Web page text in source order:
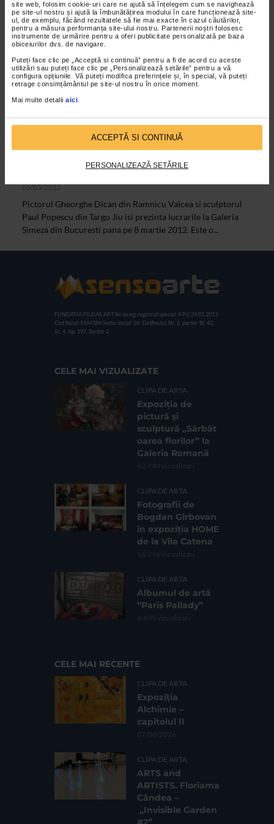
site web, folosim cookie-uri care ne ajută să înțelegem cum se navighează
pe site-ul nostru și ajută la îmbunătățirea modului în care funcționează site-
ul, de exemplu, făcând rezultatele să fie mai exacte în cazul căutărilor,
pentru a măsura performanța site-ului nostru. Partenerii noștri folosesc
instrumente de urmărire pentru a oferi publicitate personalizată pe baza
obiceiurilor dvs. de navigare.
Puteți face clic pe „Acceptă si continuă” pentru a fi de acord cu aceste
utilizări sau puteți face clic pe „Personalizează setările” pentru a vă
configura opțiunile. Vă puteți modifica preferințele și, în special, vă puteți
retrage consimțământul pe site-ul nostru în orice moment.
Mai multe detalii aici
ACCEPTĂ SI CONTINUĂ
PERSONALIZEAZĂ SETĂRILE
VIDEO
Gheorghe Dican si Paul Popescu
05/03/2012
Pictorul Gheorghe Dican din Ramnicu Valcea si sculptorul
Paul Popescu din Targu Jiu isi prezinta lucrarile la Galeria
Simeza din Bucuresti pana pe 8 martie 2012. Este o...
FUNDATIA FILDAS ART Nr inreg registrul special: 4 PJ/ 29.01.2013
Cod fiscal: 9164384 Sediu social: Str. Delfinului, Nr. 6, parter Bl. 42,
Sc. 4, Ap. 197, Sector 2
CELE MAI VIZUALIZATE
CLIPA DE ARTA
Expoziția de
pictură și
sculptură „Sărbăt
oarea florilor” la
Galeria Romană
62.734 vizualizari
CLIPA DE ARTA
Fotografii de
Bogdan Gîrbovan
în expoziția HOME
de la Vila Catena
16.216 vizualizari
CLIPA DE ARTA
Albumul de artă
“Paris Pallady”
6.600 vizualizari
CELE MAI RECENTE
CLIPA DE ARTA
Expoziția
Alchimie –
capitolul II
07/08/2026
CLIPA DE ARTA
ARTS and
ARTISTS. Floriama
Cândea –
„Invisible Garden